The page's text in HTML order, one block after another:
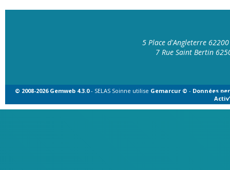
5 Place d'Angleterre
7 Rue Saint Bertin
© 2008-2026 Gemweb 4.3.0- SELAS Soinne utilise Gemarcur © - Données